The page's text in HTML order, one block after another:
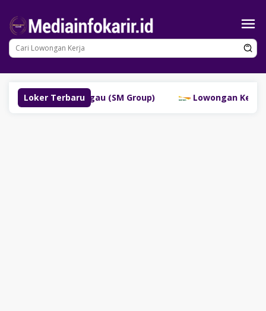
konten
Loker Terbaru
Lubuklinggau (SM Group) Lowongan Kerja PT